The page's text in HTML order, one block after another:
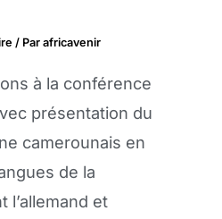
/ Par africavenir
à la conférence
présentation du
camerounais en
de la
l’allemand et